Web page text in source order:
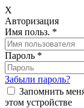
X
Авторизация
Имя польз. *
Пароль *
Забыли пароль?
Запомнить
этом устройстве